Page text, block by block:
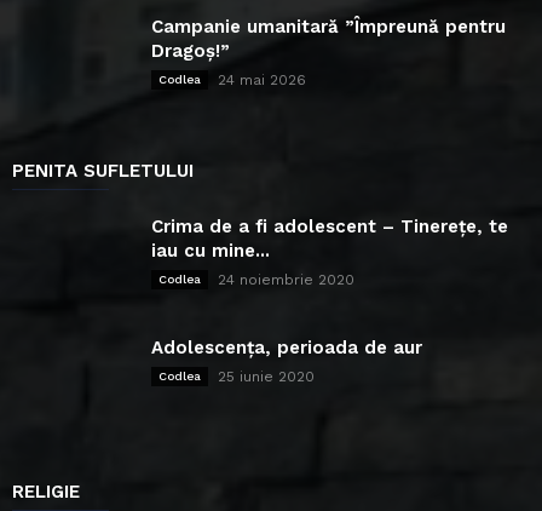
Campanie umanitară ”Împreună pentru
Dragoș!”
Codlea 24 mai 2026
PENITA SUFLETULUI
Crima de a fi adolescent – Tinerețe, te
iau cu mine...
Codlea 24 noiembrie 2020
Adolescența, perioada de aur
Codlea 25 iunie 2020
RELIGIE